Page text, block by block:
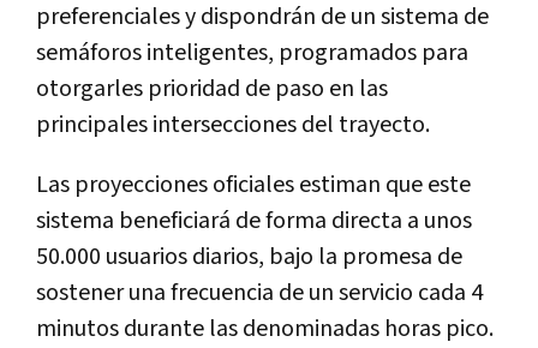
preferenciales y dispondrán de un sistema de
semáforos inteligentes, programados para
otorgarles prioridad de paso en las
principales intersecciones del trayecto.
Las proyecciones oficiales estiman que este
sistema beneficiará de forma directa a unos
50.000 usuarios diarios, bajo la promesa de
sostener una frecuencia de un servicio cada 4
minutos durante las denominadas horas pico.